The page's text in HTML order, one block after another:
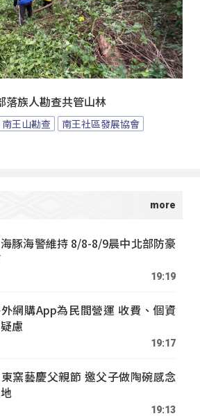
落族人勘查共管山林
南王山勘查
南王社區發展協會
豚海警維持 8/8-8/9晨中北部防豪
19:19
網購App為民間營運 收費、個資
慮
19:17
窯藝慶父親節 邀父子做陶碗感念
19:13